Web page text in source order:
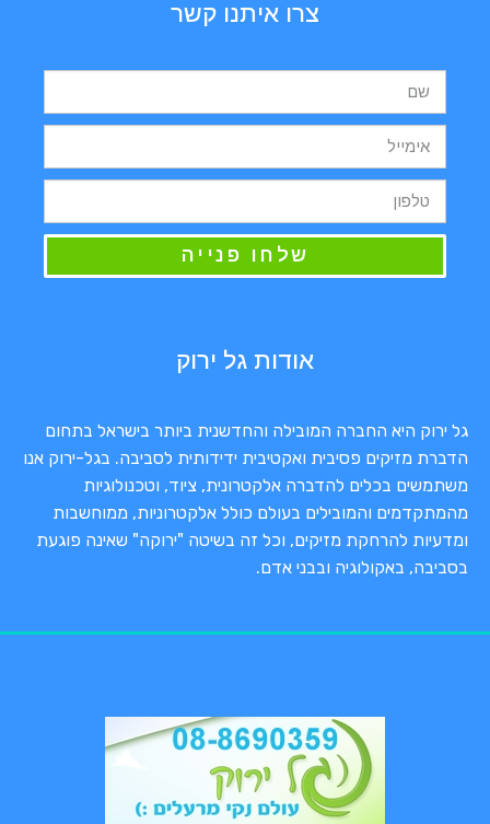
אודות גל ירוק
גל ירוק היא החברה המובילה והחדשנית ביותר בישראל בתחום
הדברת מזיקים פסיבית ואקטיבית ידידותית לסביבה. בגל-ירוק אנו
משתמשים בכלים להדברה אלקטרונית, ציוד, וטכנולוגיות
מהמתקדמים והמובילים בעולם כולל אלקטרוניות, ממוחשבות
ומדעיות להרחקת מזיקים, וכל זה בשיטה "ירוקה" שאינה פוגעת
בסביבה, באקולוגיה ובבני אדם.
צרו איתנו קשר
שלחו פנייה